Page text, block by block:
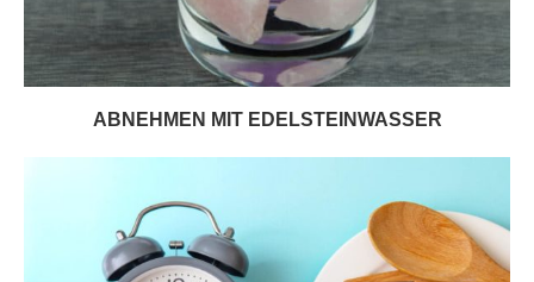
ABNEHMEN MIT EDELSTEINWASSER